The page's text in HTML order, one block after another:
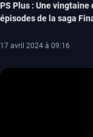
PS Plus : Une
épisodes de la saga
17 avril 2024 à 09:16